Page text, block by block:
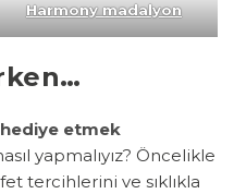
Harmony madalyon
hediye etmek
yapmalıyız? Öncelikle
tercihlerini ve sıklıkla